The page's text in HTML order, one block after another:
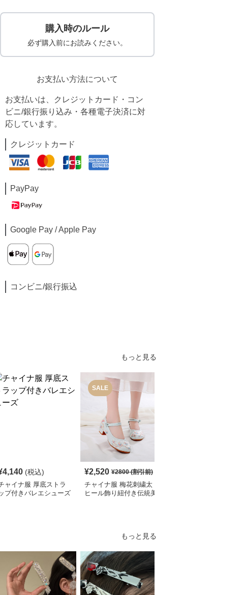
購入時のルール
必ず購入前にお読みください。
お支払い方法について
お支払いは、クレジットカード・コン
ビニ/銀行振り込み・各種電子決済に対
応しています。
クレジットカード
PayPay
Google Pay / Apple Pay
コンビニ/銀行振込
もっと見る
4,140 (税込)
ャイナ服 厚底ストラ
プ付きバレエシューズ
SALE
¥2,520 ¥2800(割引前)
チャイナ服 梅花刺繍太
ヒール飾り紐付き伝統美
もっと見る